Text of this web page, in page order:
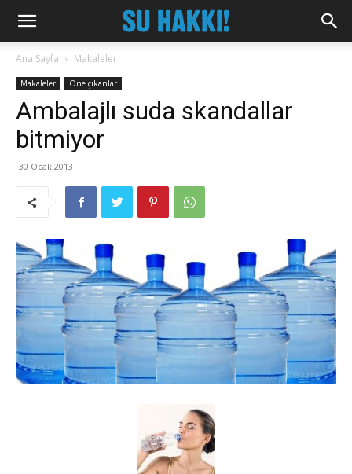
Ana Sayfa Makaleler
Makaleler Öne çıkanlar
Ambalajlı suda skandallar
bitmiyor
30 Ocak 2013